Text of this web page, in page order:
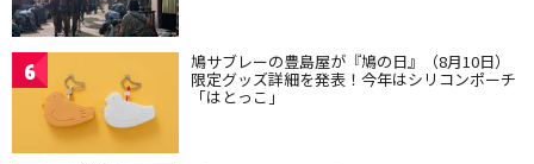
6 鳩サブレーの豊島屋が『鳩の日』（8月10日）
限定グッズ詳細を発表！今年はシリコンポーチ
「はとっこ」